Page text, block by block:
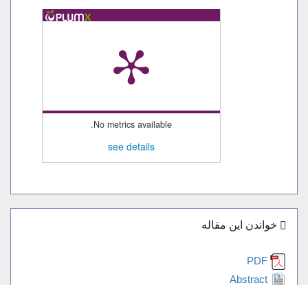
No metrics available.
see details
خواندن این مقاله